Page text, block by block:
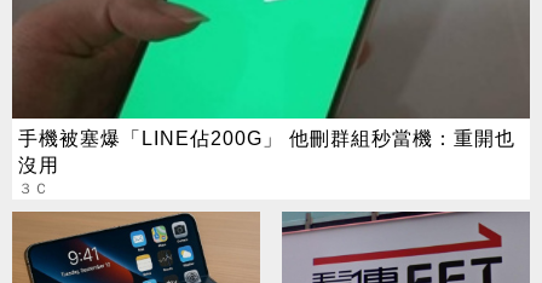
手機被塞爆「LINE佔200G」 他刪群組秒當機：重開也
沒用
３Ｃ